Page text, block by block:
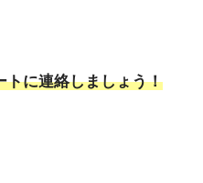
トに連絡しましょう！